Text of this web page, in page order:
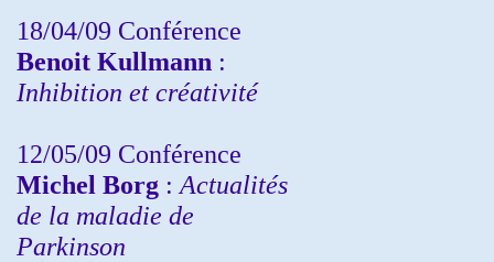
18/04/09 Conférence
Benoit Kullmann :
Inhibition et créativité
12/05/09 Conférence
Michel Borg : Actualités
de la maladie de
Parkinson